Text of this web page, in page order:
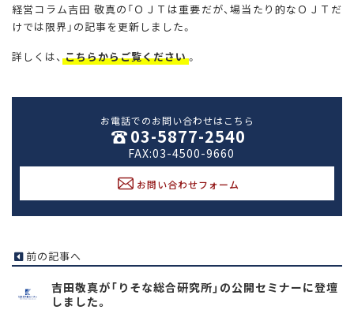
経営コラム吉田 敬真の「ＯＪＴは重要だが、場当たり的なＯＪＴだ
けでは限界」の記事を更新しました。
詳しくは、 こちらからご覧ください。
お電話でのお問い合わせはこちら
03-5877-2540
FAX:03-4500-9660
お問い合わせフォーム
前の記事へ
吉田敬真が「りそな総合研究所」の公開セミナーに登壇
しました。